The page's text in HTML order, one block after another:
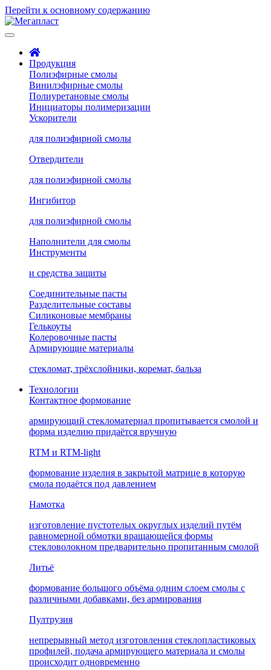
Перейти к основному содержанию
Продукция
Полиэфирные смолы
Винилэфирные смолы
Полиуретановые смолы
Инициаторы полимеризации
Ускорители
для полиэфирной смолы
Отвердители
для полиэфирной смолы
Ингибитор
для полиэфирной смолы
Наполнители для смолы
Инструменты
и средства защиты
Соединительные пасты
Разделительные составы
Силиконовые мембраны
Гелькоуты
Колеровочные пасты
Армирующие материалы
стекломат, трёхслойники, коремат, бальза
Технологии
Контактное формование
армирующий стекломатериал пропитывается смолой и
форма изделию придаётся вручную
RTM и RTM-light
формование изделия в закрытой матрице в которую
смола подаётся под давлением
Намотка
изготовление пустотелых округлых изделий путём
равномерной обмотки вращающейся формы
стекловолокном предварительно пропитанным смолой
Литьё
формование большого объёма одним слоем смолы с
различными добавками, без армирования
Пултрузия
непрерывный метод изготовления стеклопластиковых
профилей, подача армирующего материала и смолы
происходит одновременно